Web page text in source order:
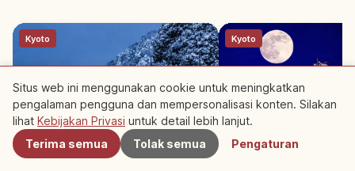
Kyoto
Ine no Funaya Kyoto: Rumah
Kyoto
Terdekat
Situs web ini menggunakan cookie untuk meningkatkan
pengalaman pengguna dan mempersonalisasi konten. Silakan
lihat Kebijakan Privasi untuk detail lebih lanjut.
Terima semua
Tolak semua Pengaturan